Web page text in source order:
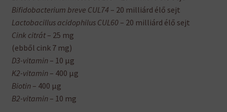
Bifidobacterium breve CUL74 – 20 milliárd élő sejt
Lactobacillus acidophilus CUL60 – 20 milliárd élő sejt
Cink citrát– 25 mg
(ebből cink 7 mg)
D3-vitamin– 10 µg
K2-vitamin– 400 µg
Biotin– 400 µg
B2-vitamin– 10 mg